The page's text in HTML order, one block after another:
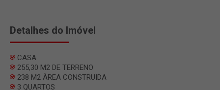
Detalhes do Imóvel
CASA
255,30 M2 DE TERRENO
238 M2 ÀREA CONSTRUIDA
3 QUARTOS